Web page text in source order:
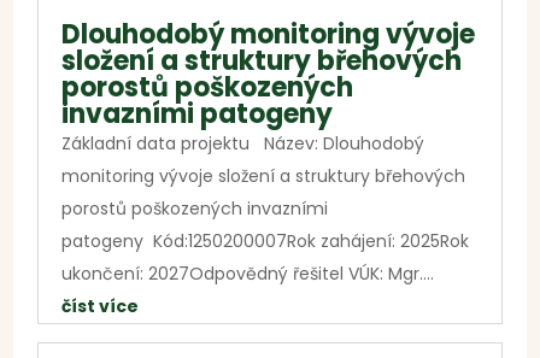
Dlouhodobý monitoring vývoje
složení a struktury břehových
porostů poškozených
invazními patogeny
Základní data projektu Název: Dlouhodobý
monitoring vývoje složení a struktury břehových
porostů poškozených invazními
patogeny Kód:1250200007Rok zahájení: 2025Rok
ukončení: 2027Odpovědný řešitel VÚK: Mgr....
číst více